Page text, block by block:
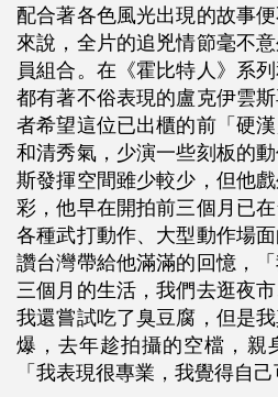
配合著各色風光出現的故事
來說，全片的追兇情節毫不
員組合。在《霍比特人》系
都有著不俗表現的盧克伊雲
者希望這位已出櫃的前「硬
和清秀氣，少演一些刻板的
斯發揮空間雖少較少，但他
彩，他早在開拍前三個月已
各種武打動作、大型動作場
讚台灣帶給他滿滿的回憶，
三個月的生活，我們去逛夜
我還嘗試吃了臭豆腐，但是
爆，去年趁拍攝的空檔，親
「我表現很專業，我覺得自